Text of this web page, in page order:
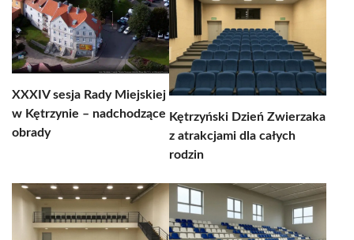
XXXIV sesja Rady Miejskiej
w Kętrzynie – nadchodzące
obrady
Kętrzyński Dzień Zwierzaka
z atrakcjami dla całych
rodzin